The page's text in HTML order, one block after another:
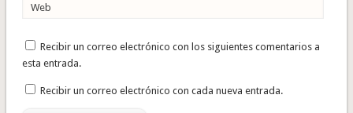
Web
Recibir un correo electrónico con los siguientes comentarios a
esta entrada.
Recibir un correo electrónico con cada nueva entrada.